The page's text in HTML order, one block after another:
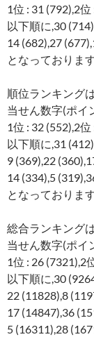
1位 : 31 (792),2
以下順に,30
14 (682),27
となっております
順位ランキング
当せん数字(ポイ
1位 : 32 (552),2
以下順に,31
9 (369),22
14 (334),5
となっております
総合ランキング
当せん数字(ポイ
1位 : 26 (7321),2
以下順に,30
22 (11828),8
17 (14847),36
5 (16311),28